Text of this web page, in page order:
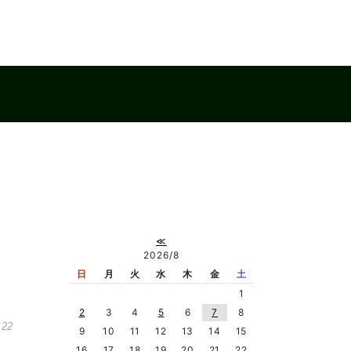
≪
2026/8
日
月 火 水 木 金
土
1
2
3 4 5 6 7
8
9
10 11 12 13 14
15